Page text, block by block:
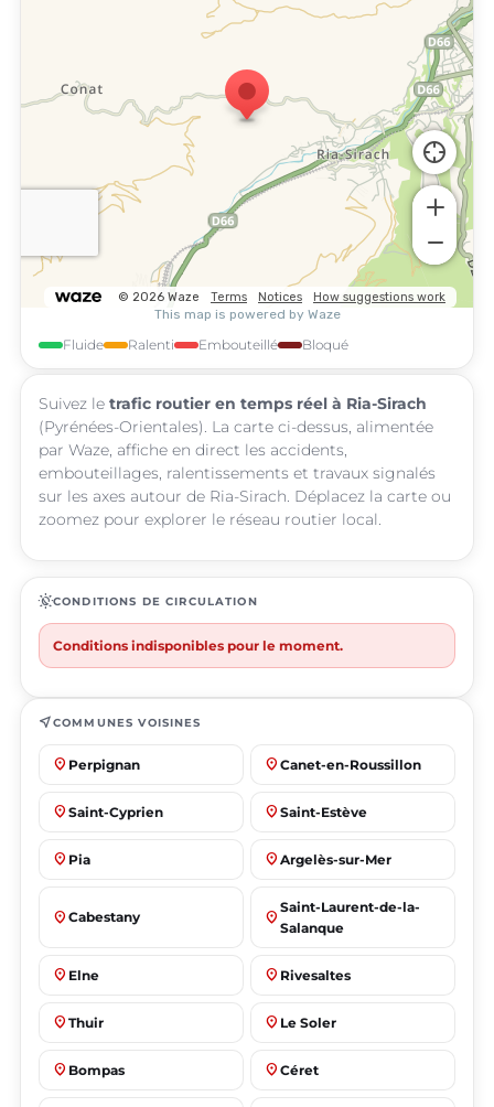
Fluide Ralenti Embouteillé Bloqué
Suivez le trafic routier en temps réel à Ria-Sirach
(Pyrénées-Orientales). La carte ci-dessus, alimentée
par Waze, affiche en direct les accidents,
embouteillages, ralentissements et travaux signalés
sur les axes autour de Ria-Sirach. Déplacez la carte ou
zoomez pour explorer le réseau routier local.
routineCONDITIONS DE CIRCULATION
Conditions indisponibles pour le moment.
near_meCOMMUNES VOISINES
place Perpignan place Canet-en-Roussillon
place Saint-Cyprien place Saint-Estève
place Pia place Argelès-sur-Mer
place Cabestany place
Saint-Laurent-de-la-
Salanque
place Elne place Rivesaltes
place Thuir place Le Soler
place Bompas place Céret